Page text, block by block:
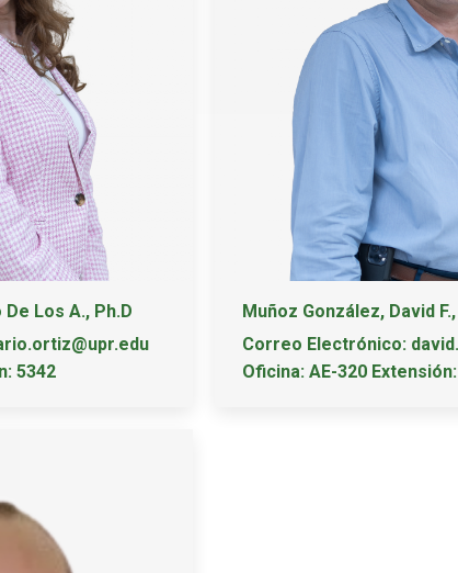
Los A., Ph.D
5342
Muñoz González, David F.,
Correo Electrónico:
Oficina: AE-320